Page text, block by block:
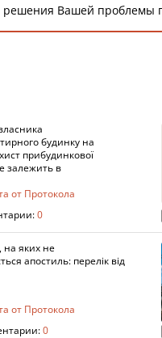
решения Вашей проблемы
будинку на
прибудинкової
залежить в
от Протокола
0
на яких не
апостиль: перелік від
от Протокола
0